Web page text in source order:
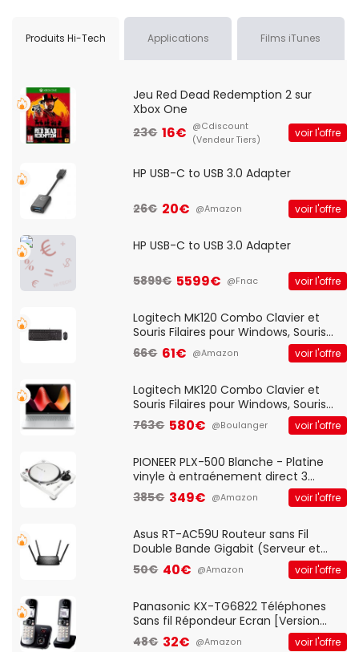
Produits Hi-Tech Applications Films iTunes
Jeu Red Dead Redemption 2 sur
Xbox One
23€ 16€ @Cdiscount
(Vendeur Tiers)
voir l'offre
HP USB-C to USB 3.0 Adapter
26€ 20€ @Amazon voir l'offre
HP USB-C to USB 3.0 Adapter
5899€ 5599€ @Fnac voir l'offre
Logitech MK120 Combo Clavier et
Souris Filaires pour Windows, Souris
Optique Filaire, Connexion USB Plug
And Play, Confortable, Taille
QWERTY UK - Noir
66€ 61€ @Amazon voir l'offre
Logitech MK120 Combo Clavier et
Souris Filaires pour Windows, Souris
Optique Filaire, Connexion USB Plug
And Play, Confortable, Taille
QWERTY UK - Noir
763€ 580€ @Boulanger voir l'offre
PIONEER PLX-500 Blanche - Platine
vinyle à entraénement direct 3
vitesses (33-45-78 trs/min) avec
pre-ampli intégré et port USB
385€ 349€ @Amazon voir l'offre
Asus RT-AC59U Routeur sans Fil
Double Bande Gigabit (Serveur et
Client VPN, Triple Vlan, Mode Point
d'accès et Bridge, contrôle Parental,
50€ 40€ @Amazon voir l'offre
Panasonic KX-TG6822 Téléphones
Sans fil Répondeur Ecran [Version
Française]
48€ 32€ @Amazon voir l'offre